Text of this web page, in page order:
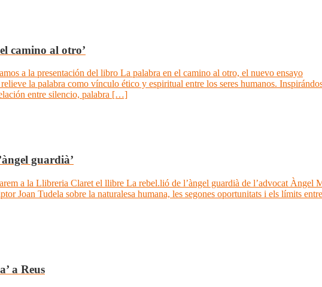
camino al otro’
a la presentación del libro La palabra en el camino al otro, el nuevo ensayo
la palabra como vínculo ético y espiritual entre los seres humanos.
entre silencio, palabra […]
guardià’
a la Llibreria Claret el llibre La rebel.lió de l’àngel guardià de l’advocat Àngel
Joan Tudela sobre la naturalesa humana, les segones oportunitats i els límits
a Reus